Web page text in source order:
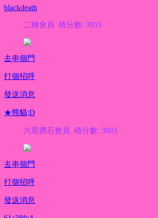
blackdeath
二轉會員 積分數: 3955
去串個門
打個招呼
發送消息
★熊貓;D
六星鑽石會員 積分數: 3803
去串個門
打個招呼
發送消息